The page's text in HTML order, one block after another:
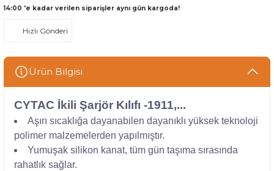
14:00 'e kadar verilen siparişler aynı gün kargoda!
Hızlı Gönderi
Ürün Bilgisi
CYTAC İkili Şarjör Kılıfı -1911,...
Aşırı sıcaklığa dayanabilen dayanıklı yüksek teknoloji
polimer malzemelerden yapılmıştır.
Yumuşak silikon kanat, tüm gün taşıma sırasında
rahatlık sağlar.